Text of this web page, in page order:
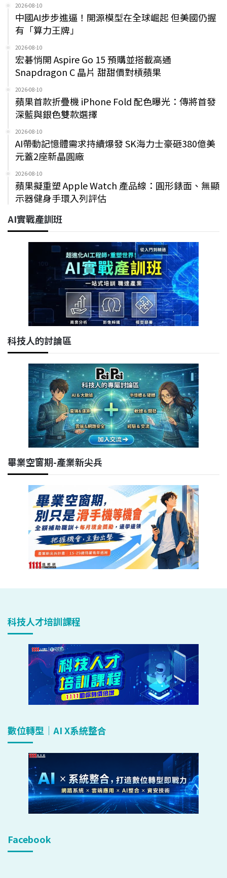
2026-08-10
中國AI步步進逼！開源模型在全球崛起 但美國仍握
有「算力王牌」
2026-08-10
宏碁悄開 Aspire Go 15 預購並搭載高通
Snapdragon C 晶片 甜甜價對槓蘋果
2026-08-10
蘋果首款折疊機 iPhone Fold 配色曝光：傳將首發
深藍與銀色雙款選擇
2026-08-10
AI帶動記憶體需求持續爆發 SK海力士豪砸380億美
元蓋2座新晶圓廠
2026-08-10
蘋果擬重塑 Apple Watch 產品線：圓形錶面、無顯
示器健身手環入列評估
AI實戰產訓班
科技人的討論區
畢業空窗期-產業新尖兵
科技人才培訓課程
數位轉型｜AI X系統整合
Facebook